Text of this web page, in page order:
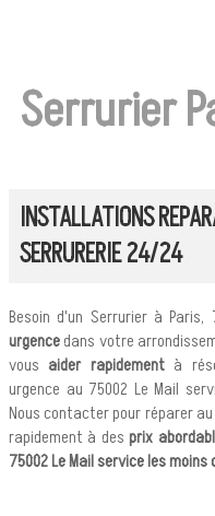
Serrurier
INSTALLATIONS
SERRURERIE 24/24
Besoin d'un Serrurier à Paris,
urgencedans votre
vous aider rapidement à
urgence au 75002 Le Mail
Nous contacter pour réparer au
rapidement à desprix
75002 Le Mail service les moins